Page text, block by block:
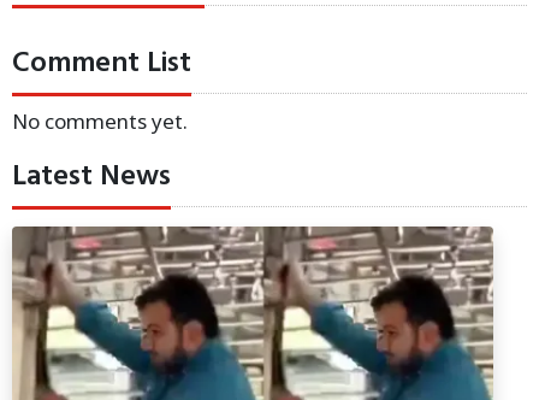
Comment List
No comments yet.
Latest News